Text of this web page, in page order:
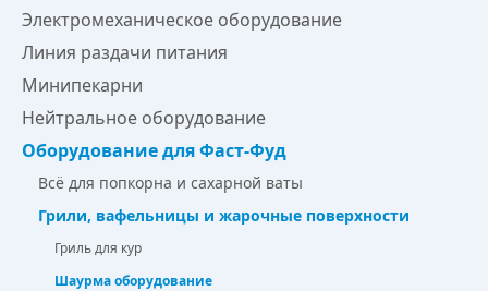
Электромеханическое оборудование
Линия раздачи питания
Минипекарни
Нейтральное оборудование
Оборудование для Фаст-Фуд
Всё для попкорна и сахарной ваты
Грили, вафельницы и жарочные поверхности
Гриль для кур
Шаурма оборудование